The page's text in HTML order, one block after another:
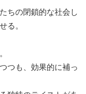
ちの閉鎖的な社会し
る。
つも、効果的に補っ